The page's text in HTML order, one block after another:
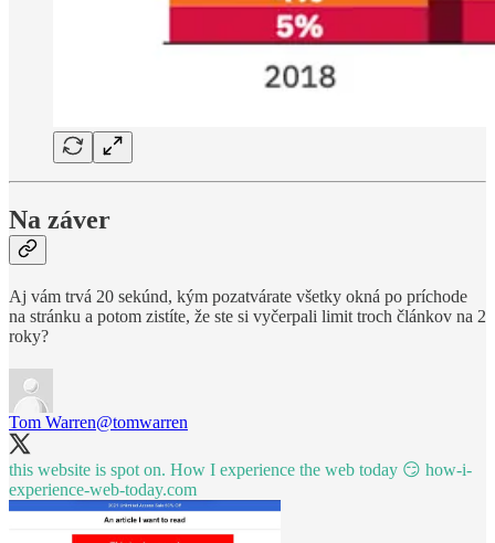
Na záver
Aj vám trvá 20 sekúnd, kým pozatvárate všetky okná po príchode
na stránku a potom zistíte, že ste si vyčerpali limit troch článkov na 2
roky?
Tom Warren@tomwarren
this website is spot on. How I experience the web today 😏 how-i-
experience-web-today.com